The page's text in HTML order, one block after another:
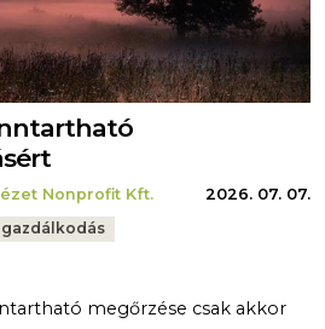
Nonprofit Kft.
2026. 07. 07.
megőrzése csak akkor